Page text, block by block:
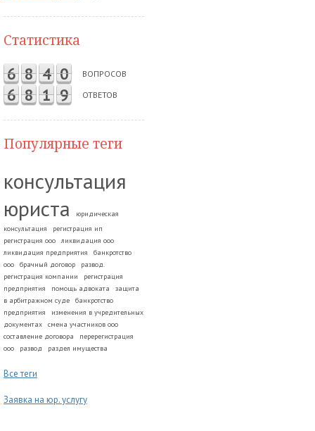
Статистика
6 8 4 0 ВОПРОСОВ
6 8 1 9 ОТВЕТОВ
Популярные теги
консультация
юриста
юридическая
консультация
регистрация ип
регистрация ооо
ликвидация ооо
ликвидация предприятия
банкротство
ооо
брачный договор
развод.
регистрация компании
регистрация
предприятия
помощь адвоката
защита
в арбитражном суде
банкротство
предприятия
изменения в учредительных
документах
смена участников ооо
составление договора
перерегистрация
ооо
развод раздел имущества
Все теги
Заявка на юр. услугу